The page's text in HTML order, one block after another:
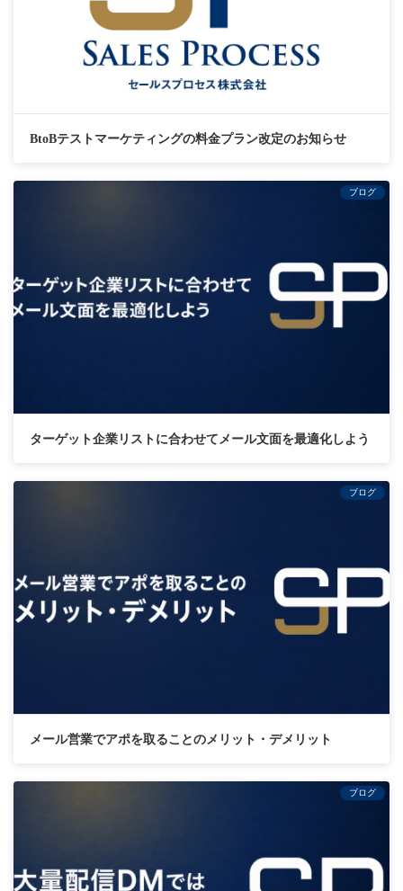
BtoBテストマーケティングの料金プラン改定のお知らせ
ブログ
ターゲット企業リストに合わせてメール文面を最適化しよう
ブログ
メール営業でアポを取ることのメリット・デメリット
ブログ